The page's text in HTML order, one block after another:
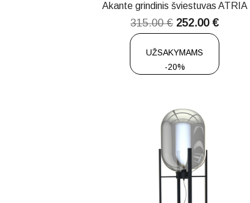
Akante grindinis šviestuvas ATRIA
315.00€ 252.00€
UŽSAKYMAMS
-20%